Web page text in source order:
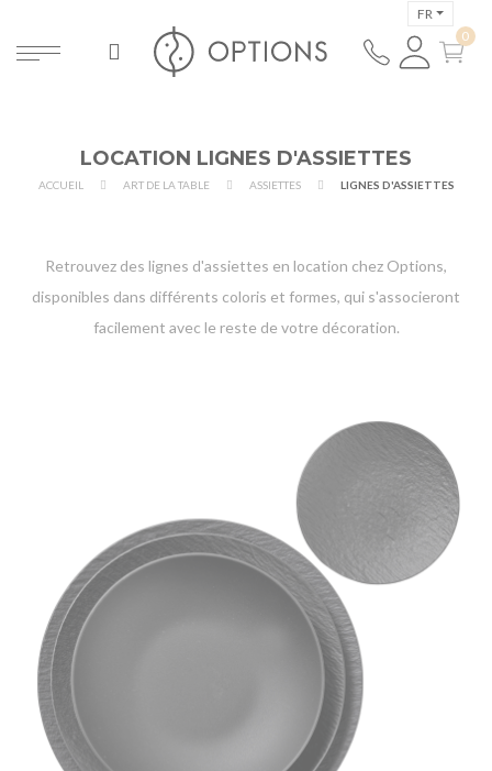
FR
LOCATION LIGNES D'ASSIETTES
ACCUEIL ART DE LA TABLE ASSIETTES LIGNES D'ASSIETTES
Retrouvez des lignes d'assiettes en location chez Options,
disponibles dans différents coloris et formes, qui s'associeront
facilement avec le reste de votre décoration.